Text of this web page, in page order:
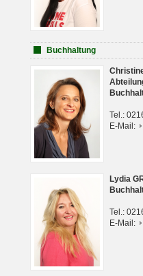
Buchhaltung
Tel.:
E-Mail:
Lydia
Tel.:
E-Mail: